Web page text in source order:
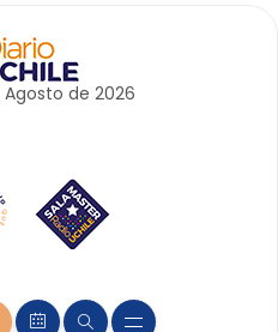
Agosto de 2026